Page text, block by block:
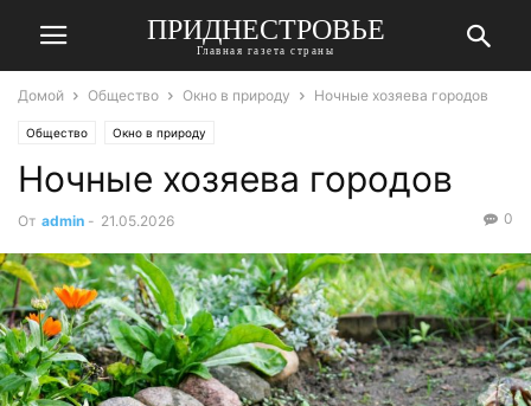
ПРИДНЕСТРОВЬЕ
Главная газета страны
Домой Общество Окно в природу Ночные хозяева городов
Общество Окно в природу
Ночные хозяева городов
От admin - 21.05.2026 0